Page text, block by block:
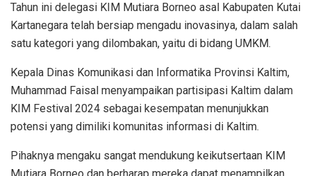
Tahun ini delegasi KIM Mutiara Borneo asal Kabupaten Kutai
Kartanegara telah bersiap mengadu inovasinya, dalam salah
satu kategori yang dilombakan, yaitu di bidang UMKM.
Kepala Dinas Komunikasi dan Informatika Provinsi Kaltim,
Muhammad Faisal menyampaikan partisipasi Kaltim dalam
KIM Festival 2024 sebagai kesempatan menunjukkan
potensi yang dimiliki komunitas informasi di Kaltim.
Pihaknya mengaku sangat mendukung keikutsertaan KIM